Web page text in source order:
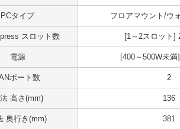
PCタイプ フロアマウント/ウ
スロット数 [1～2スロット]
電源 [400～500W未
ポート数 2
高さ(mm) 136
奥行き(mm) 381